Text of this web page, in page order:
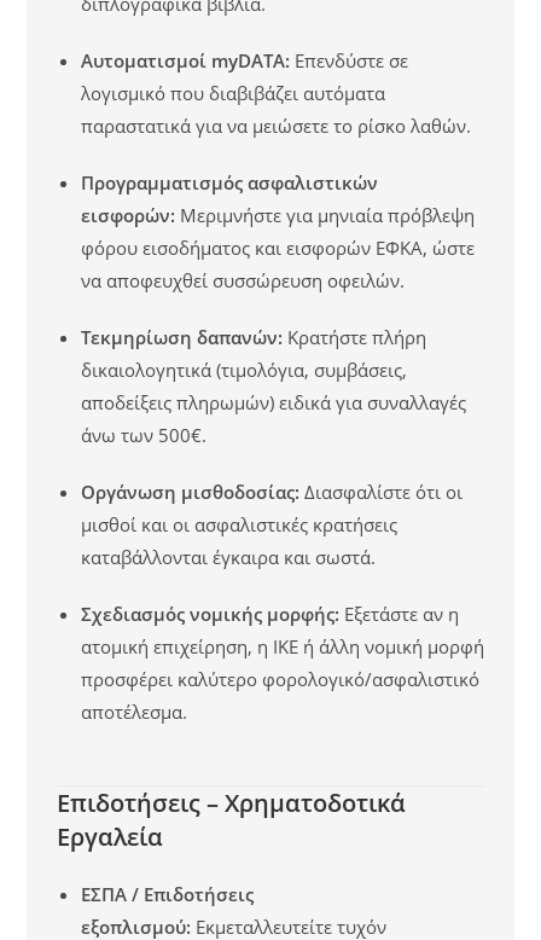
Αυτοματισμοί myDATA: Επενδύστε σε
λογισμικό που διαβιβάζει αυτόματα
παραστατικά για να μειώσετε το ρίσκο λαθών.
Προγραμματισμός ασφαλιστικών
εισφορών: Μεριμνήστε για μηνιαία πρόβλεψη
φόρου εισοδήματος και εισφορών ΕΦΚΑ, ώστε
να αποφευχθεί συσσώρευση οφειλών.
Τεκμηρίωση δαπανών: Κρατήστε πλήρη
δικαιολογητικά (τιμολόγια, συμβάσεις,
αποδείξεις πληρωμών) ειδικά για συναλλαγές
άνω των 500€.
Οργάνωση μισθοδοσίας: Διασφαλίστε ότι οι
μισθοί και οι ασφαλιστικές κρατήσεις
καταβάλλονται έγκαιρα και σωστά.
Σχεδιασμός νομικής μορφής: Εξετάστε αν η
ατομική επιχείρηση, η ΙΚΕ ή άλλη νομική μορφή
προσφέρει καλύτερο φορολογικό/ασφαλιστικό
αποτέλεσμα.
Επιδοτήσεις – Χρηματοδοτικά
Εργαλεία
ΕΣΠΑ / Επιδοτήσεις
εξοπλισμού: Εκμεταλλευτείτε τυχόν